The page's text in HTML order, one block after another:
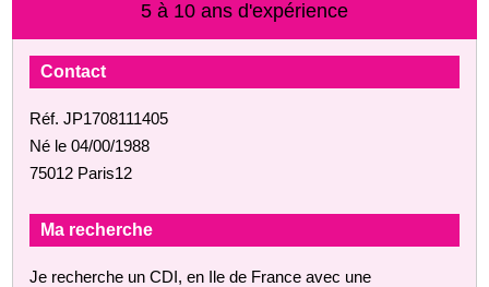
5 à 10 ans d'expérience
Contact
Réf. JP1708111405
Né le 04/00/1988
75012 Paris12
Ma recherche
Je recherche un CDI, en Ile de France avec une